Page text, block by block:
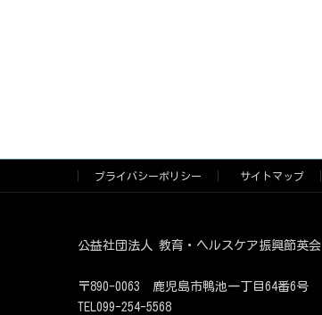
プライバシーポリシー サイトマップ
公益社団法人 教育・ヘルスケア振興節英会
〒890-0063 鹿児島市鴨池一丁目64番6号
TEL099-254-5568